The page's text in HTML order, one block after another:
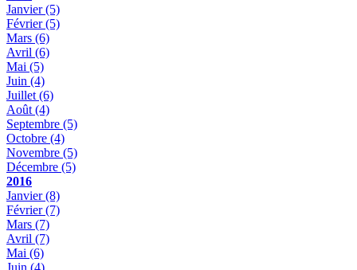
Janvier(5)
Février(5)
Mars (6)
Avril (6)
Mai (5)
Juin (4)
Juillet (6)
Août (4)
Septembre (5)
Octobre (4)
Novembre (5)
Décembre (5)
2016
Janvier(8)
Février(7)
Mars (7)
Avril (7)
Mai (6)
Juin (4)